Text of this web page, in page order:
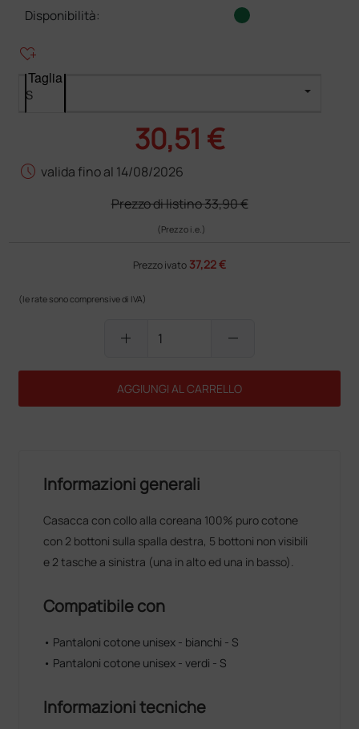
Disponibilità:
heart_plus
Taglia
30,51 €
schedule valida fino al 14/08/2026
Prezzo di listino33,90 €
(Prezzo i.e.)
Prezzo ivato 37,22 €
(le rate sono comprensive di IVA)
add remove
AGGIUNGI AL CARRELLO
Informazioni generali
Casacca con collo alla coreana 100% puro cotone
con 2 bottoni sulla spalla destra, 5 bottoni non visibili
e 2 tasche a sinistra (una in alto ed una in basso).
Compatibile con
• Pantaloni cotone unisex - bianchi - S
• Pantaloni cotone unisex - verdi - S
Informazioni tecniche